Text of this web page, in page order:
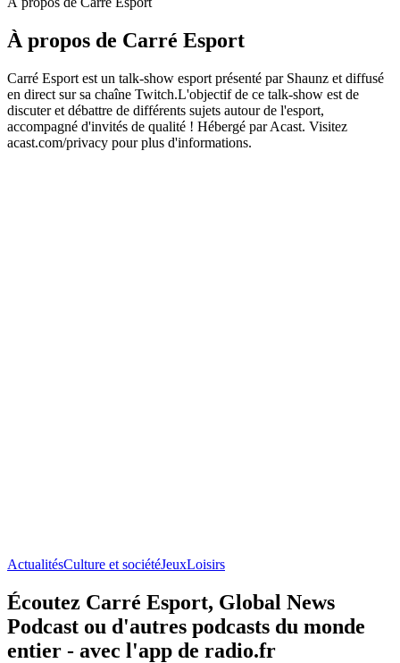
À propos de Carré Esport
Carré Esport est un talk-show esport présenté par Shaunz et diffusé
en direct sur sa chaîne Twitch.L'objectif de ce talk-show est de
discuter et débattre de différents sujets autour de l'esport,
accompagné d'invités de qualité ! Hébergé par Acast. Visitez
acast.com/privacy pour plus d'informations.
ActualitésCulture et sociétéJeuxLoisirs
Écoutez Carré Esport, Global News
Podcast ou d'autres podcasts du monde
entier - avec l'app de radio.fr